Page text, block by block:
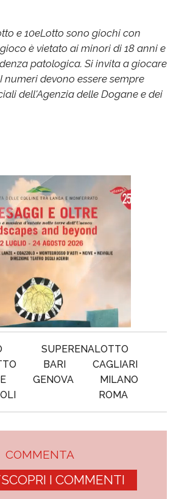
e 10eLotto sono giochi con
è vietato ai minori di 18 anni e
patologica. Si invita a giocare
numeri devono essere sempre
dell'Agenzia delle Dogane e dei
SUPERENALOTTO
BARI
CAGLIARI
GENOVA
MILANO
ROMA
COMMENTA
I COMMENTI